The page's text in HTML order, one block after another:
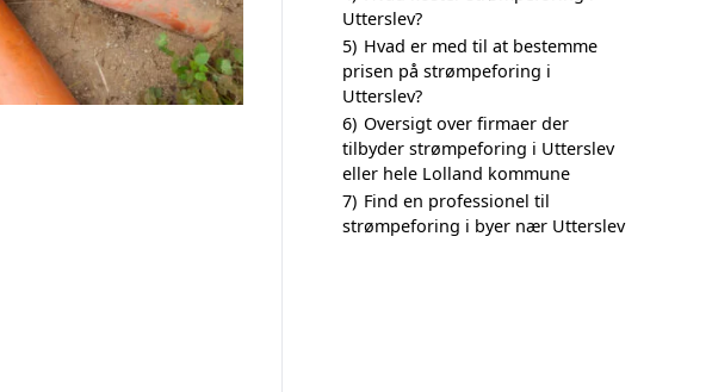
Utterslev?
5) Hvad er med til at bestemme
prisen på strømpeforing i
Utterslev?
6) Oversigt over firmaer der
tilbyder strømpeforing i Utterslev
eller hele Lolland kommune
7) Find en professionel til
strømpeforing i byer nær Utterslev